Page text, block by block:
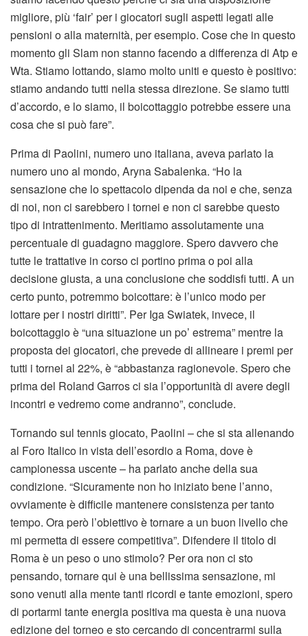
migliore, più ‘fair’ per i giocatori sugli aspetti legati alle
pensioni o alla maternità, per esempio. Cose che in questo
momento gli Slam non stanno facendo a differenza di Atp e
Wta. Stiamo lottando, siamo molto uniti e questo è positivo:
stiamo andando tutti nella stessa direzione. Se siamo tutti
d’accordo, e lo siamo, il boicottaggio potrebbe essere una
cosa che si può fare”.
Prima di Paolini, numero uno italiana, aveva parlato la
numero uno al mondo, Aryna Sabalenka. “Ho la
sensazione che lo spettacolo dipenda da noi e che, senza
di noi, non ci sarebbero i tornei e non ci sarebbe questo
tipo di intrattenimento. Meritiamo assolutamente una
percentuale di guadagno maggiore. Spero davvero che
tutte le trattative in corso ci portino prima o poi alla
decisione giusta, a una conclusione che soddisfi tutti. A un
certo punto, potremmo boicottare: è l’unico modo per
lottare per i nostri diritti”. Per Iga Swiatek, invece, il
boicottaggio è “una situazione un po’ estrema” mentre la
proposta dei giocatori, che prevede di allineare i premi per
tutti i tornei al 22%, è “abbastanza ragionevole. Spero che
prima del Roland Garros ci sia l’opportunità di avere degli
incontri e vedremo come andranno”, conclude.
Tornando sul tennis giocato, Paolini – che si sta allenando
al Foro Italico in vista dell’esordio a Roma, dove è
campionessa uscente – ha parlato anche della sua
condizione. “Sicuramente non ho iniziato bene l’anno,
ovviamente è difficile mantenere consistenza per tanto
tempo. Ora però l’obiettivo è tornare a un buon livello che
mi permetta di essere competitiva”. Difendere il titolo di
Roma è un peso o uno stimolo? Per ora non ci sto
pensando, tornare qui è una bellissima sensazione, mi
sono venuti alla mente tanti ricordi e tante emozioni, spero
di portarmi tante energia positiva ma questa è una nuova
edizione del torneo e sto cercando di concentrarmi sulla